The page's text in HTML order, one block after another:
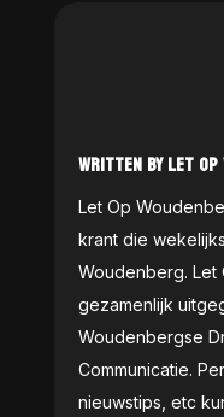
WRITTEN BY LET OP
Let Op
krant die
Woudenberg.
gezamenlijk
Woudenbergse
Communicatie.
nieuwstips, etc